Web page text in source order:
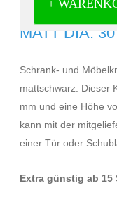
+
KNOPF
MATT DIA.
Schrank- und
mattschwarz. Dieser
mm und eine Höhe
kann mit der
einer Tür oder
Extra günstig ab 15